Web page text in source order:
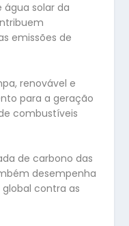
água solar da
emissões de
renovável e
para a geração
combustíveis
de carbono das
desempenha
contra as